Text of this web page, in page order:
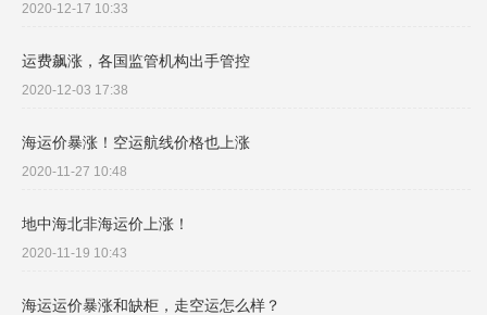
2020-12-17 10:33
运费飙涨，各国监管机构出手管控
2020-12-03 17:38
海运价暴涨！空运航线价格也上涨
2020-11-27 10:48
地中海北非海运价上涨！
2020-11-19 10:43
海运运价暴涨和缺柜，走空运怎么样？